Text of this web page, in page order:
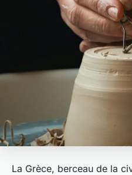
La Grèce, berceau de la